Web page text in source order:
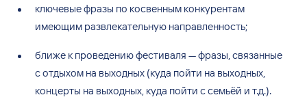
ключевые фразы по косвенным конкурентам
имеющим развлекательную направленность;
ближе к проведению фестиваля —фразы, связанные
сотдыхом на выходных (куда пойти на выходных,
концерты на выходных, куда пойти ссемьёй и т.д.).